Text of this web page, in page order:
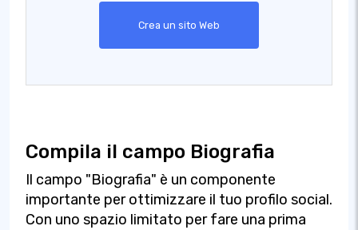
Crea un sito Web
Compila il campo Biografia
Il campo "Biografia" è un componente
importante per ottimizzare il tuo profilo social.
Con uno spazio limitato per fare una prima